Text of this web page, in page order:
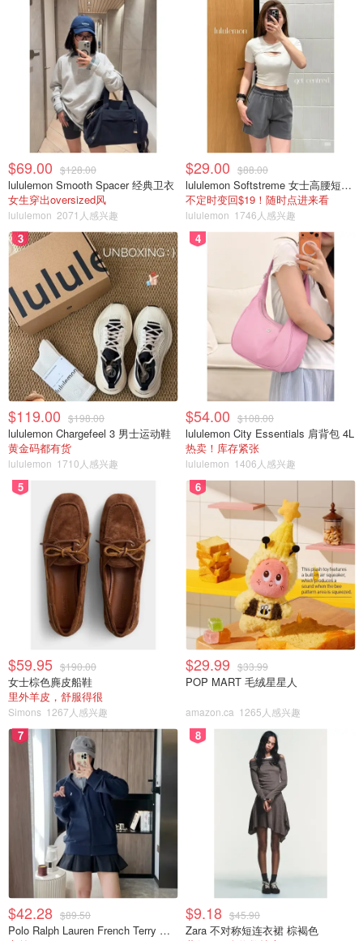
$69.00 $128.00
lululemon Smooth Spacer 经典卫衣
女生穿出oversized风
lululemon 2071人感兴趣
$29.00 $88.00
lululemon Softstreme 女士高腰短裤 10cm
不定时变回$19！随时点进来看
lululemon 1746人感兴趣
3
$119.00 $198.00
lululemon Chargefeel 3 男士运动鞋
黄金码都有货
lululemon 1710人感兴趣
4
$54.00 $108.00
lululemon City Essentials 肩背包 4L
热卖！库存紧张
lululemon 1406人感兴趣
5
$59.95 $190.00
女士棕色麂皮船鞋
里外羊皮，舒服得很
Simons 1267人感兴趣
6
$29.99 $33.99
POP MART 毛绒星星人
amazon.ca 1265人感兴趣
7
$42.28 $89.50
Polo Ralph Lauren French Terry 女童连帽卫衣 7-16码
8
$9.18 $45.90
Zara 不对称短连衣裙 棕褐色